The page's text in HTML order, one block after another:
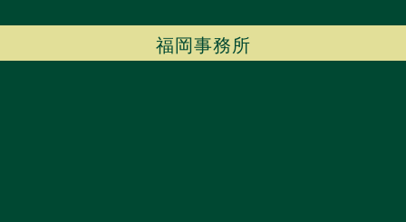
福岡事務所